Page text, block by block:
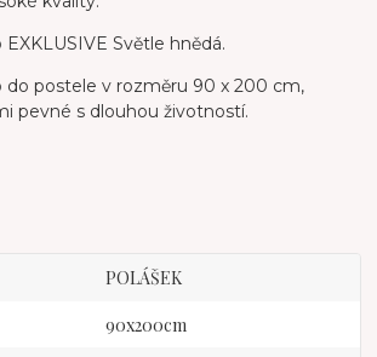
Světle hnědá.
do postele v rozměru 90 x 200 cm,
pevné s dlouhou životností.
POLÁŠEK
90x200cm